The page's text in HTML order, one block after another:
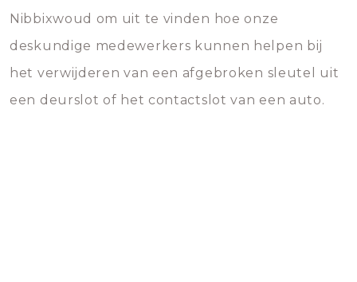
Nibbixwoud om uit te vinden hoe onze
deskundige medewerkers kunnen helpen bij
het verwijderen van een afgebroken sleutel uit
een deurslot of het contactslot van een auto.